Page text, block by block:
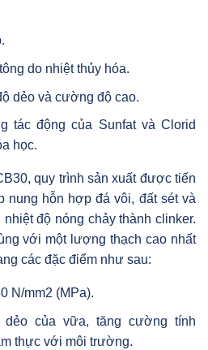
do nhiệt thủy hóa.
dẻo và cường độ cao.
tác động của Sunfat và Clorid
học.
quy trình sản xuất được tiến
nung hỗn hợp đá vôi, đất sét và
độ nóng chảy thành clinker.
với một lượng thạch cao nhất
các đặc điểm như sau:
N/mm2 (MPa).
dẻo của vữa, tăng cường tính
thực với môi trường.